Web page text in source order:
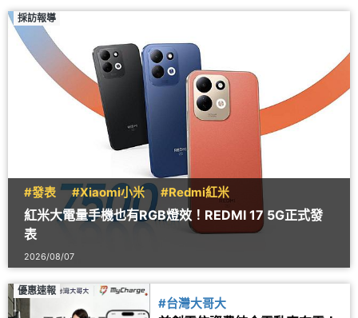
採訪報導
#發表 #Xiaomi小米 #Redmi紅米
紅米大電量手機也有RGB燈效！REDMI 17 5G正式發
表
2026/08/07
優惠速報
#台灣大哥大